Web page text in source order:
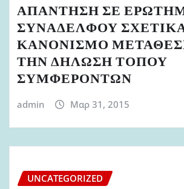
ΑΠΑΝΤΗΣΗ ΣΕ
ΣΥΝΑΔΕΛΦΟΥ
ΚΑΝΟΝΙΣΜΟ
ΤΗΝ ΔΗΛΩΣΗ ΤΟΠΟΥ
ΣΥΜΦΕΡΟΝΤΩΝ
admin Μαρ 31, 2015
UNCATEGORIZED